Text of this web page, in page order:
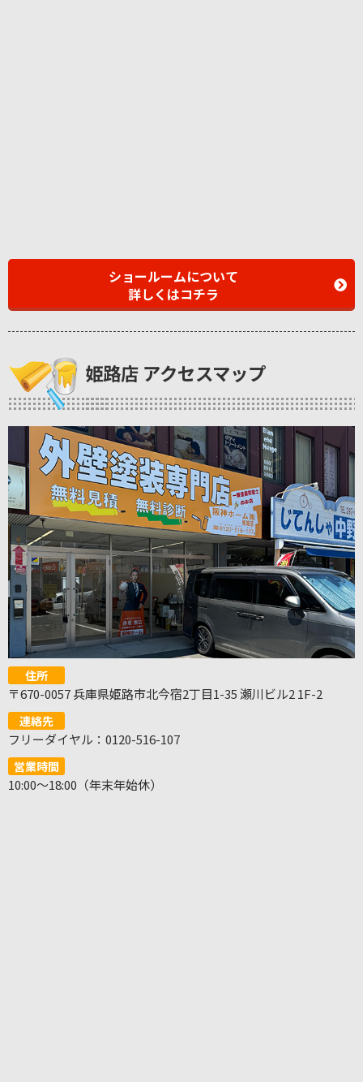
ショールームについて
詳しくはコチラ
姫路店 アクセスマップ
住所
〒670-0057 兵庫県姫路市北今宿2丁目1-35 瀬川ビル2 1F-2
連絡先
フリーダイヤル：0120-516-107
営業時間
10:00～18:00（年末年始休）